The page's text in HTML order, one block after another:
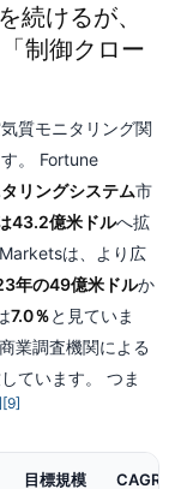
続けるが、
制御クロー
質モニタリング関
。 Fortune
リングシステム市
43.2億米ドルへ拡
は、より広
年の49億米ドルか
7.0％と見ていま
業調査機関による
ています。 つま
[9]
目標規模 CAGR